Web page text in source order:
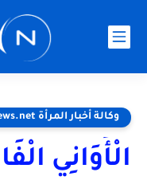
وكالة أخبار المرأة www.wonews.net info@wonews.net
الْأَوَانِي